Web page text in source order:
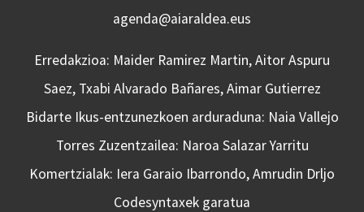
agenda@aiaraldea.eus
Erredakzioa: Maider Ramirez Martin, Aitor Aspuru
Saez, Txabi Alvarado Bañares, Aimar Gutierrez
Bidarte Ikus-entzunezkoen arduraduna: Naia Vallejo
Torres Zuzentzailea: Naroa Salazar Yarritu
Komertzialak: Iera Garaio Ibarrondo, Amrudin Drljo
Codesyntaxek garatua